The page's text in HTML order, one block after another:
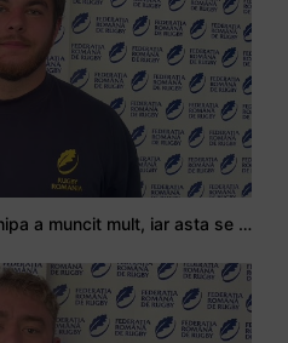
Stejarul Logan Weidner: Echipa a muncit mult, iar asta se va vedea în meciurile de la Nations Cup